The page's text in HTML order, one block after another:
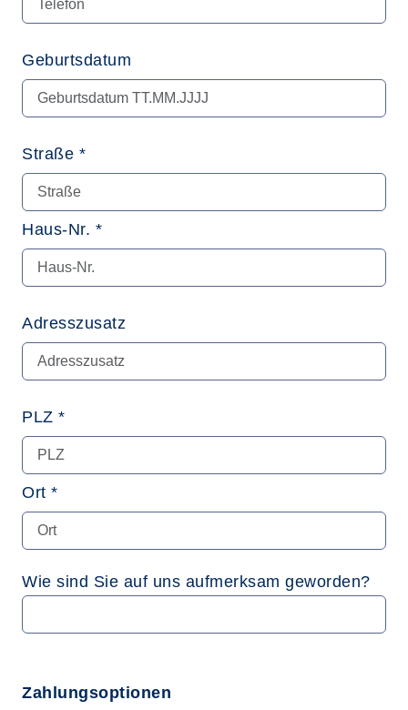
Geburtsdatum
Straße *
Haus-Nr. *
Adresszusatz
PLZ *
Ort *
Wie sind Sie auf uns aufmerksam geworden?
Zahlungsoptionen